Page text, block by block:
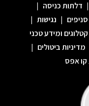
| דלתות כניסה |
סניפים | נגישות |
קטלוגים ומידע טכני
מדיניות ביטולים |
קו אפס